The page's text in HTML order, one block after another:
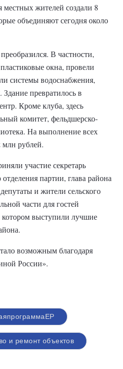
местных жителей создали 8
объединяют сегодня около
В частности,
окна, провели
системы водоснабжения,
превратилось в
Кроме клуба, здесь
комитет, фельдшерско-
На выполнение всех
млн рублей.
участие секретарь
партии, глава района
и жители сельского
части для гостей
котором выступили лучшие
возможным благодаря
России».
и ремонт объектов